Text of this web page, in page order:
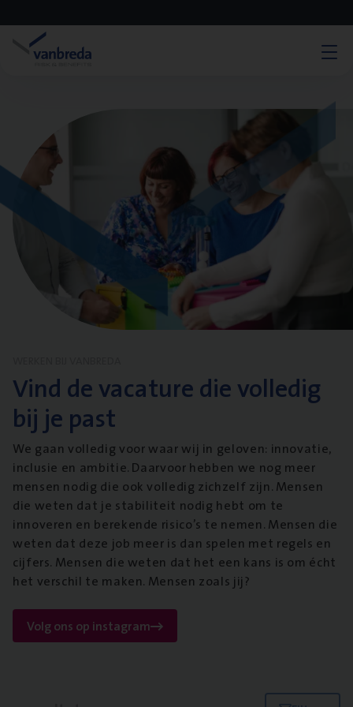
Vind de vacature die volledig
bij je past
We gaan volledig voor waar wij in geloven: innovatie,
inclusie en ambitie. Daarvoor hebben we nog meer
mensen nodig die ook volledig zichzelf zijn. Mensen
die weten dat je stabiliteit nodig hebt om te
innoveren en berekende risico’s te nemen. Mensen die
weten dat deze job meer is dan spelen met regels en
cijfers. Mensen die weten dat het een kans is om écht
het verschil te maken. Mensen zoals jij?
Volg ons op instagram